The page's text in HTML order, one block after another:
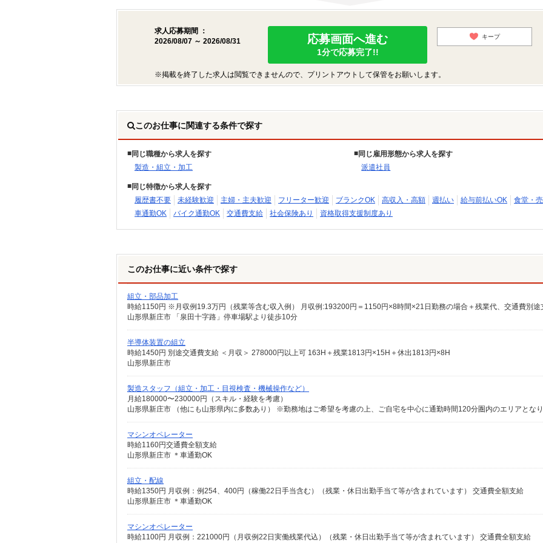
求人応募期間 ：
2026/08/07 ～ 2026/08/31
応募画面へ進む
1分で応募完了!!
キープ
※掲載を終了した求人は閲覧できませんので、プリントアウトして保管をお願いします。
このお仕事に関連する条件で探す
同じ職種から求人を探す
製造・組立・加工
同じ雇用形態から求人を探す
派遣社員
同じ特徴から求人を探す
履歴書不要
未経験歓迎 主婦・主夫歓迎 フリーター歓迎 ブランクOK 高収入・高額 週払い 給与前払いOK
食堂・
車通勤OK
バイク通勤OK 交通費支給 社会保険あり 資格取得支援制度あり
このお仕事に近い条件で探す
組立・部品加工
山形県新庄市 「泉田十字路」停車場駅より徒歩10分
半導体装置の組立
時給1450円 別途交通費支給 ＜月収＞ 278000円以上可 163H＋残業1813円×15H＋休出1813円×8H
山形県新庄市
製造スタッフ（組立・加工・目視検査・機械操作など）
月給180000〜230000円（スキル・経験を考慮）
マシンオペレーター
時給1160円交通費全額支給
山形県新庄市 ＊車通勤OK
組立・配線
時給1350円 月収例：例254、400円（稼働22日手当含む）（残業・休日出勤手当て等が含まれています） 交通費全額支給
山形県新庄市 ＊車通勤OK
マシンオペレーター
時給1100円 月収例：221000円（月収例22日実働残業代込）（残業・休日出勤手当て等が含まれています） 交通費全額支給